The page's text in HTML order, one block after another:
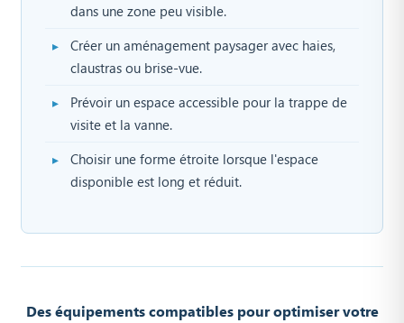
dans une zone peu visible.
Créer un aménagement paysager avec haies,
claustras ou brise-vue.
Prévoir un espace accessible pour la trappe de
visite et la vanne.
Choisir une forme étroite lorsque l'espace
disponible est long et réduit.
Des équipements compatibles pour optimiser votre